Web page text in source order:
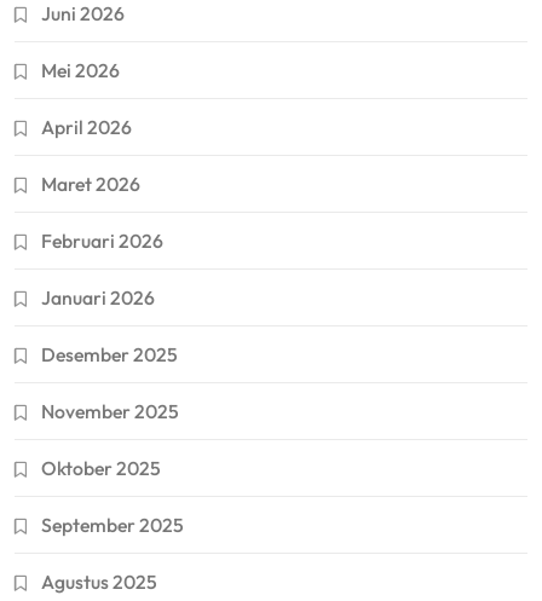
Juni 2026
Mei 2026
April 2026
Maret 2026
Februari 2026
Januari 2026
Desember 2025
November 2025
Oktober 2025
September 2025
Agustus 2025